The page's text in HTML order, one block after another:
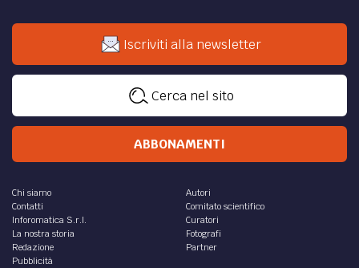
Iscriviti alla newsletter
Cerca nel sito
ABBONAMENTI
Chi siamo
Contatti
Inforomatica S.r.l.
La nostra storia
Redazione
Pubblicità
Autori
Comitato scientifico
Curatori
Fotografi
Partner